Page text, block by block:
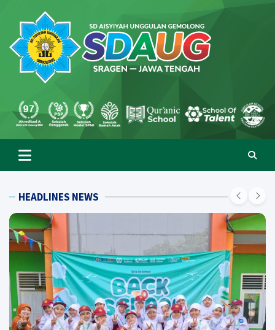
content
SD Aisyiyah Unggulan
Gemolong
HEADLINES NEWS